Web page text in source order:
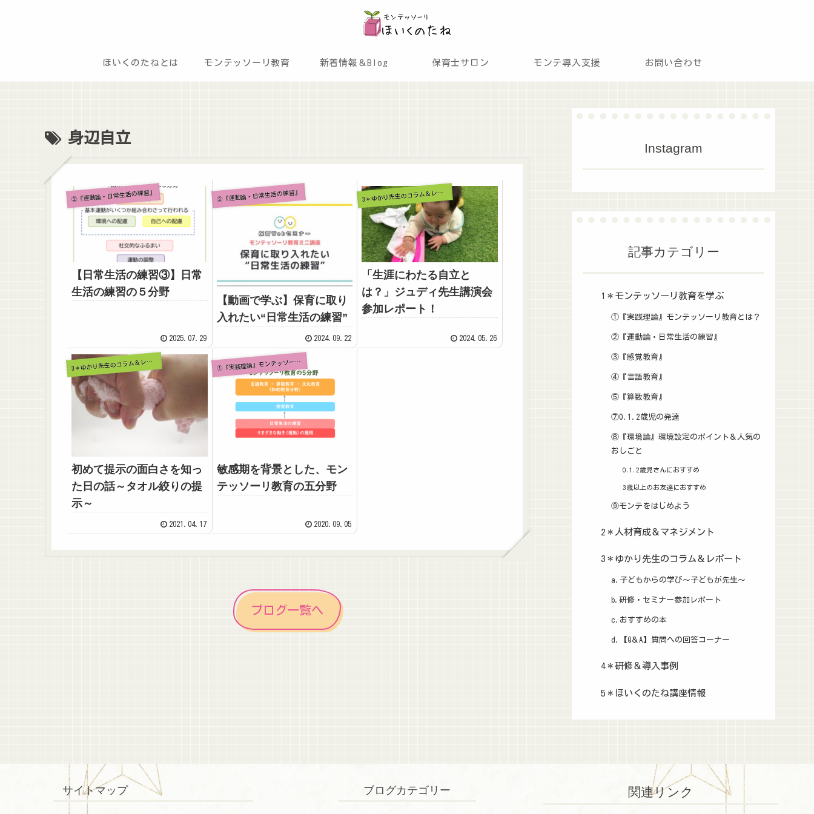
ほいくのたねとは モンテッソーリ教育 新着情報＆Blog 保育士サロン モンテ導入支援 お問い合わせ
身辺自立
②『運動論・日常生活の練習』
【日常生活の練習③】日常
生活の練習の５分野
2025.07.29
②『運動論・日常生活の練習』
【動画で学ぶ】保育に取り
入れたい“日常生活の練習”
2024.09.22
3
＊ゆかり先生のコラム＆レポート
「生涯にわたる自立と
は？」ジュディ先生講演会
参加レポート！
2024.05.26
3
＊ゆかり先生のコラム＆レポート
初めて提示の面白さを知っ
た日の話～タオル絞りの提
示～
2021.04.17
①『実践理論』モンテッソーリ教育とは？
敏感期を背景とした、モン
テッソーリ教育の五分野
2020.09.05
ブログ一覧へ
Instagram
記事カテゴリー
1＊モンテッソーリ教育を学ぶ
①『実践理論』モンテッソーリ教育とは？
②『運動論・日常生活の練習』
③『感覚教育』
④『言語教育』
⑤『算数教育』
⑦0.1.2歳児の発達
⑧『環境論』環境設定のポイント＆人気の
おしごと
0.1.2歳児さんにおすすめ
3歳以上のお友達におすすめ
⑨モンテをはじめよう
2＊人材育成＆マネジメント
3＊ゆかり先生のコラム＆レポート
a.子どもからの学び～子どもが先生～
b.研修・セミナー参加レポート
c.おすすめの本
d.【Q＆A】質問への回答コーナー
4＊研修＆導入事例
5＊ほいくのたね講座情報
サイトマップ ブログカテゴリー 関連リンク